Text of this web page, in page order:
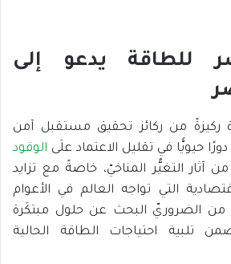
يدعو إلى
ركيزةً من ركائز تحقيق مستقبل آمن
حيويًّا في تقليل الاعتماد علَى الوقود
آثار التغيُّر المناخيّ، خاصةً مع تزايد
التي تواجه العالم في الأعوام
من الضروريّ البحث عن حلول مبتكَرة
تلبية احتياجات الطاقة الحالية